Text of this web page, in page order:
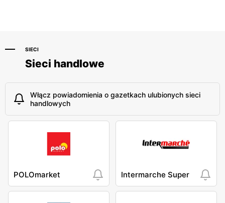
SIECI
Sieci handlowe
Włącz powiadomienia o gazetkach ulubionych sieci
handlowych
POLOmarket Intermarche Super